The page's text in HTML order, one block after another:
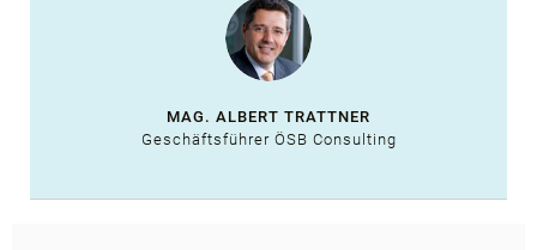
MAG. ALBERT TRATTNER
Geschäftsführer ÖSB Consulting